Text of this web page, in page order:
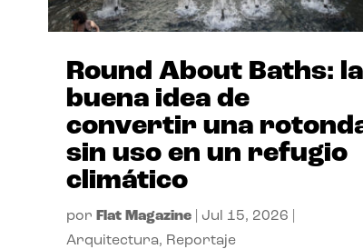
Round About Baths: la
buena idea de
convertir una
sin uso en un refugio
climático
por Flat Magazine| Jul 15, 2026
Arquitectura, Reportaje